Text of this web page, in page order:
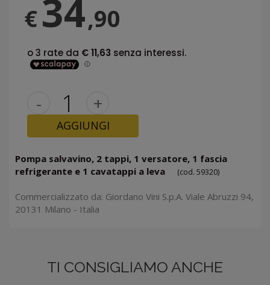
€34,90
- +
AGGIUNGI
Pompa salvavino, 2 tappi, 1 versatore, 1 fascia
refrigerante e 1 cavatappi a leva
(cod. 59320)
Commercializzato da: Giordano Vini S.p.A. Viale Abruzzi 94,
20131 Milano - Italia
TI CONSIGLIAMO ANCHE